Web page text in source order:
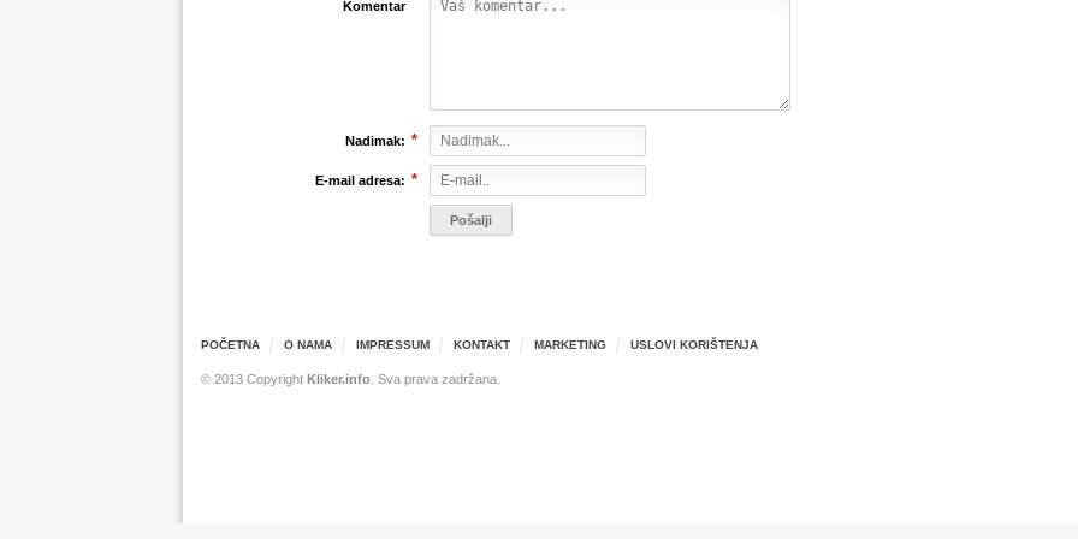
Komentar
Nadimak: *
E-mail adresa: *
POČETNA O NAMA IMPRESSUM KONTAKT MARKETING USLOVI KORIŠTENJA
© 2013 Copyright Kliker.info . Sva prava zadržana.